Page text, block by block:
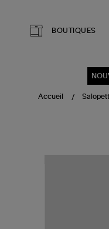
BOUTIQUES
Accueil